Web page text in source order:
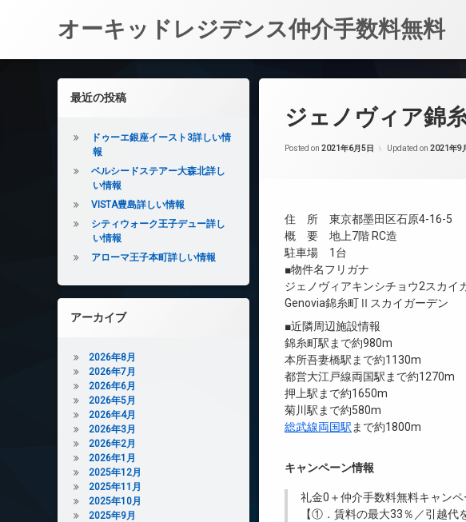
オーキッドレジデンス仲介手数料無料
ジェノヴィア錦
Posted on 2021年6月5日 Updated on 2021年9
住 所 東京都墨田区石原4-16-5
概 要 地上7階 RC造
駐車場 1台
■物件名フリガナ
ジェノヴィアキンシチョウ2スカイ
Genovia錦糸町Ⅱスカイガーデン
■近隣周辺施設情報
錦糸町駅まで約980m
本所吾妻橋駅まで約1130m
都営大江戸線両国駅まで約1270m
押上駅まで約1650m
菊川駅まで約580m
総武線両国駅 まで約1800m
キャンペーン情報
礼金0 ＋仲介手数料無料キャンペ
【①．賃料の最大33％／引越代
左サイドバー
最近の投稿
ドゥーエ銀座イースト3詳しい情
報
ベルシードステアー大森北詳し
い情報
VISTA豊島詳しい情報
シティウォーク王子デュー詳し
い情報
アローマ王子本町詳しい情報
アーカイブ
2026年8月
2026年7月
2026年6月
2026年5月
2026年4月
2026年3月
2026年2月
2026年1月
2025年12月
2025年11月
2025年10月
2025年9月